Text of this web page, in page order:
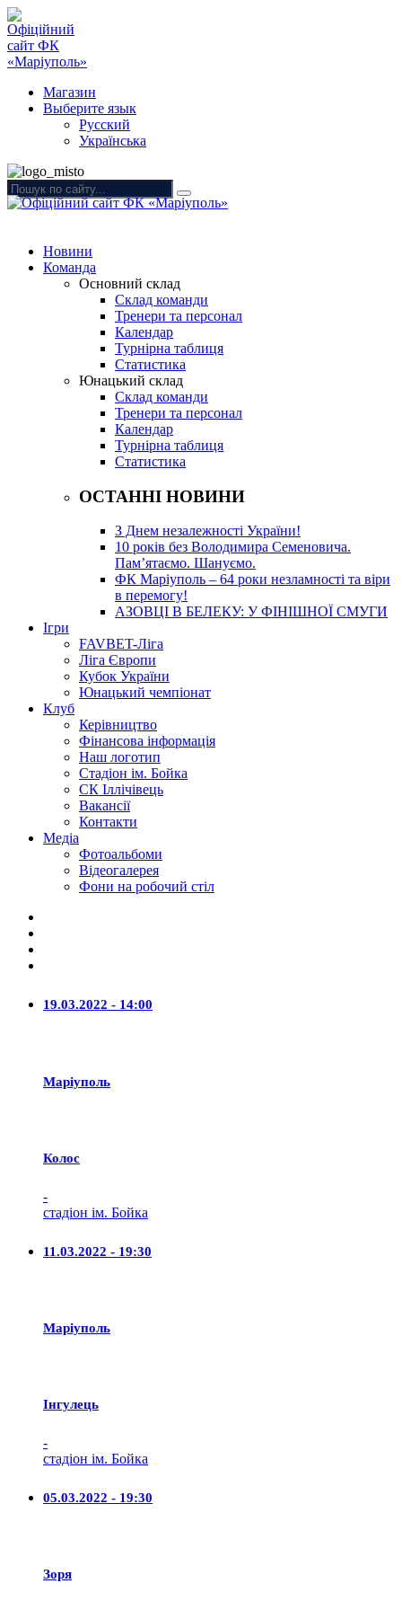
Магазин
Выберите язык
Русский
Українська
Новини
Команда
Основний склад
Склад команди
Тренери та персонал
Календар
Турнірна таблиця
Статистика
Юнацький склад
Склад команди
Тренери та персонал
Календар
Турнірна таблиця
Статистика
ОСТАННІ НОВИНИ
З Днем незалежності України!
10 років без Володимира Семеновича.
Пам’ятаємо. Шануємо.
ФК Маріуполь – 64 роки незламності та віри
в перемогу!
АЗОВЦІ В БЕЛЕКУ: У ФІНІШНОЇ СМУГИ
Ігри
FAVBET-Ліга
Ліга Європи
Кубок України
Юнацький чемпіонат
Клуб
Керівництво
Фінансова інформація
Наш логотип
Стадіон ім. Бойка
СК Іллічівець
Вакансії
Контакти
Медіа
Фотоальбоми
Відеогалерея
Фони на робочий стіл
19.03.2022 - 14:00
Маріуполь
Колос
-
стадіон ім. Бойка
11.03.2022 - 19:30
Маріуполь
Iнгулець
-
стадіон ім. Бойка
05.03.2022 - 19:30
Зоря